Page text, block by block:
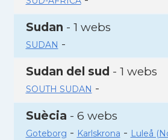
Sudan - 1 webs
SUDAN -
Sudan del sud - 1 webs
SOUTH SUDAN -
Suècia - 6 webs
Goteborg - Karlskrona - Luleå